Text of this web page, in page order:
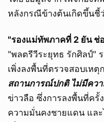
หลังกรณีข้างต้นเกิดขึ้นชี้
"รองแม่ทัพภาคที่ 2 ยัน ช่
"พลตรีวีระยุทธ รักศิลป์"
เพิ่งลงพื้นที่ตรวจสอบเห
สถานการณ์ปกติ ไม่มีควา
ข่าวลือ ซึ่งการลงพื้นที่ครั้
ความมั่นคงชายแดน แล